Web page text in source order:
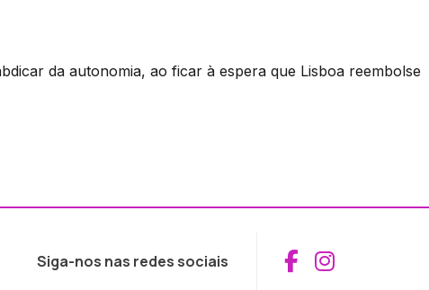
da autonomia, ao ficar à espera que Lisboa reembolse
Siga-nos nas redes sociais Aceder ao
Aceder